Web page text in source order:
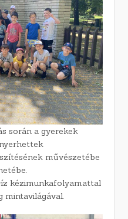
során a gyerekek
művészetébe
kézimunkafolyamattal
mintavilágával.